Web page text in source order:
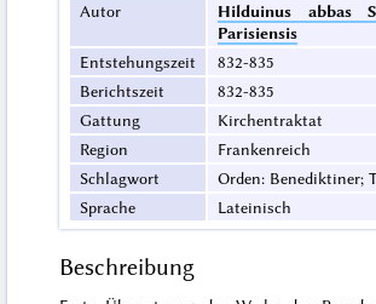
Autor
Hilduinus abbas
Parisiensis
Entstehungszeit
832-835
Berichtszeit
832-835
Gattung
Kirchentraktat
Region
Frankenreich
Schlagwort
Orden: Benediktiner;
Sprache
Lateinisch
Beschreibung